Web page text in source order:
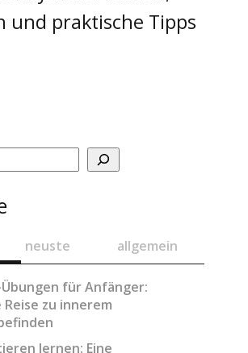
und praktische Tipps
neuste allgemein
für Anfänger:
Reise zu innerem
lernen: Eine